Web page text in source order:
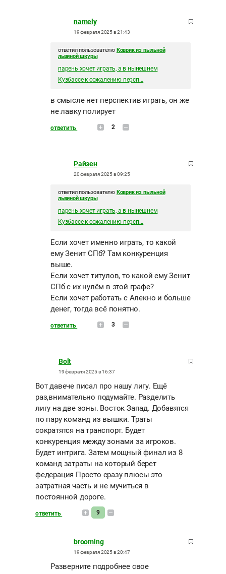
namely
19 февраля 2025 в 21:43
ответил пользователю Коврик из пыльной
львиной шкуры
парень хочет играть, а в нынешнем
Кузбассе к сожалению персп...
в смысле нет перспектив играть, он же
не лавку полирует
ответить 2
Райзен
20 февраля 2025 в 09:25
ответил пользователю Коврик из пыльной
львиной шкуры
парень хочет играть, а в нынешнем
Кузбассе к сожалению персп...
Если хочет именно играть, то какой
ему Зенит СПб? Там конкуренция
выше.
Если хочет титулов, то какой ему Зенит
СПб с их нулём в этой графе?
Если хочет работать с Алекно и больше
денег, тогда всё понятно.
ответить 3
Bolt
19 февраля 2025 в 16:37
Вот давече писал про нашу лигу. Ещё
раз,внимательно подумайте. Разделить
лигу на две зоны. Восток Запад. Добавятся
по пару команд из вышки. Траты
сократятся на транспорт. Будет
конкуренция между зонами за игроков.
Будет интрига. Затем мощный финал из 8
команд затраты на который берет
федерация Просто сразу плюсы это
затратная часть и не мучиться в
постоянной дороге.
ответить 9
brooming
19 февраля 2025 в 20:47
Разверните подробнее свое